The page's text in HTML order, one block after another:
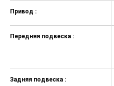
Бортовой
кузова
2 козырька от
Привод :
Передняя подвеска :
Задняя подвеска :